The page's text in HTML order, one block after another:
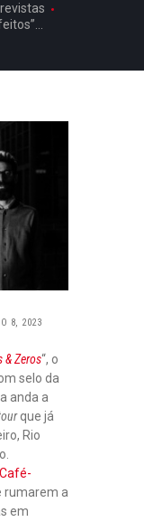
8, 2023
& Zeros“, o
selo da
anda a
que já
Rio
Café-
rumarem a
em